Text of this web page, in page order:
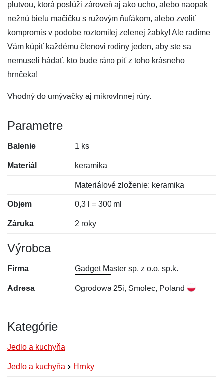
plutvou, ktorá poslúži zároveň aj ako ucho, alebo naopak
nežnú bielu mačičku s ružovým ňufákom, alebo zvoliť
kompromis v podobe roztomilej zelenej žabky! Ale radíme
Vám kúpiť každému členovi rodiny jeden, aby ste sa
nemuseli hádať, kto bude ráno piť z toho krásneho
hrnčeka!
Vhodný do umývačky aj mikrovlnnej rúry.
Parametre
Balenie 1 ks
Materiál keramika
Materiálové zloženie: keramika
Objem 0,3 l = 300 ml
Záruka 2 roky
Výrobca
Firma Gadget Master sp. z o.o. sp.k.
Adresa Ogrodowa 25i, Smolec, Poland
Kategórie
Jedlo a kuchyňa
Jedlo a kuchyňa Hrnky